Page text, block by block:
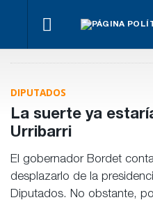
El
oficialismo
la reforma
con el
DIPUTADOS
La suerte ya
Urribarri
El gobernador Bordet
desplazarlo de la
Diputados. No obstante,